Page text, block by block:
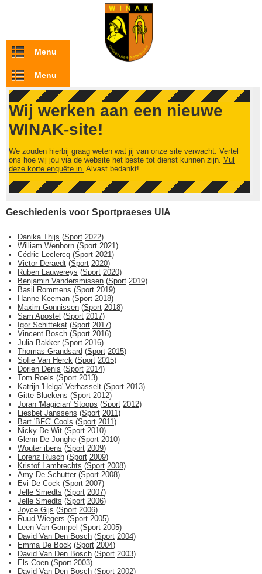
Overslaan en naar de inhoud gaan
Menu
Menu
Wij werken aan een nieuwe
WINAK-site!
We zouden hierbij graag weten wat jij van onze site verwacht. Vertel
ons hoe wij jou via de website het beste tot dienst kunnen zijn. Vul
deze korte enquête in. Alvast bedankt!
Geschiedenis voor Sportpraeses UIA
Danika Thijs (Sport 2022)
William Wenborn (Sport 2021)
Cédric Leclercq (Sport 2021)
Victor Deraedt (Sport 2020)
Ruben Lauwereys (Sport 2020)
Benjamin Vandersmissen (Sport 2019)
Basil Rommens (Sport 2019)
Hanne Keeman (Sport 2018)
Maxim Gonnissen (Sport 2018)
Sam Apostel (Sport 2017)
Igor Schittekat (Sport 2017)
Vincent Bosch (Sport 2016)
Julia Bakker (Sport 2016)
Thomas Grandsard (Sport 2015)
Sofie Van Herck (Sport 2015)
Dorien Denis (Sport 2014)
Tom Roels (Sport 2013)
Katrijn 'Helga' Verhasselt (Sport 2013)
Gitte Bluekens (Sport 2012)
Joran 'Magician' Stoops (Sport 2012)
Liesbet Janssens (Sport 2011)
Bart 'BFC' Cools (Sport 2011)
Nicky De Wit (Sport 2010)
Glenn De Jonghe (Sport 2010)
Wouter ibens (Sport 2009)
Lorenz Rusch (Sport 2009)
Kristof Lambrechts (Sport 2008)
Amy De Schutter (Sport 2008)
Evi De Cock (Sport 2007)
Jelle Smedts (Sport 2007)
Jelle Smedts (Sport 2006)
Joyce Gijs (Sport 2006)
Ruud Wiegers (Sport 2005)
Leen Van Gompel (Sport 2005)
David Van Den Bosch (Sport 2004)
Emma De Bock (Sport 2004)
David Van Den Bosch (Sport 2003)
Els Coen (Sport 2003)
David Van Den Bosch (Sport 2002)